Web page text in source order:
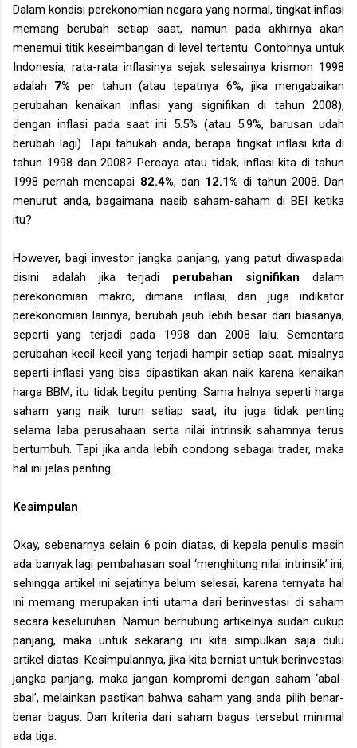
Dalam kondisi perekonomian negara yang normal, tingkat inflasi
memang berubah setiap saat, namun pada akhirnya akan
menemui titik keseimbangan di level tertentu. Contohnya untuk
Indonesia, rata-rata inflasinya sejak selesainya krismon 1998
adalah 7% per tahun (atau tepatnya 6%, jika mengabaikan
perubahan kenaikan inflasi yang signifikan di tahun 2008),
dengan inflasi pada saat ini 5.5% (atau 5.9%, barusan udah
berubah lagi). Tapi tahukah anda, berapa tingkat inflasi kita di
tahun 1998 dan 2008? Percaya atau tidak, inflasi kita di tahun
1998 pernah mencapai 82.4%, dan 12.1% di tahun 2008. Dan
menurut anda, bagaimana nasib saham-saham di BEI ketika
itu?
However, bagi investor jangka panjang, yang patut diwaspadai
disini adalah jika terjadi perubahan signifikan dalam
perekonomian makro, dimana inflasi, dan juga indikator
perekonomian lainnya, berubah jauh lebih besar dari biasanya,
seperti yang terjadi pada 1998 dan 2008 lalu. Sementara
perubahan kecil-kecil yang terjadi hampir setiap saat, misalnya
seperti inflasi yang bisa dipastikan akan naik karena kenaikan
harga BBM, itu tidak begitu penting. Sama halnya seperti harga
saham yang naik turun setiap saat, itu juga tidak penting
selama laba perusahaan serta nilai intrinsik sahamnya terus
bertumbuh. Tapi jika anda lebih condong sebagai trader, maka
hal ini jelas penting.
Kesimpulan
Okay, sebenarnya selain 6 poin diatas, di kepala penulis masih
ada banyak lagi pembahasan soal ‘menghitung nilai intrinsik’ ini,
sehingga artikel ini sejatinya belum selesai, karena ternyata hal
ini memang merupakan inti utama dari berinvestasi di saham
secara keseluruhan. Namun berhubung artikelnya sudah cukup
panjang, maka untuk sekarang ini kita simpulkan saja dulu
artikel diatas. Kesimpulannya, jika kita berniat untuk berinvestasi
jangka panjang, maka jangan kompromi dengan saham ‘abal-
abal’, melainkan pastikan bahwa saham yang anda pilih benar-
benar bagus. Dan kriteria dari saham bagus tersebut minimal
ada tiga: